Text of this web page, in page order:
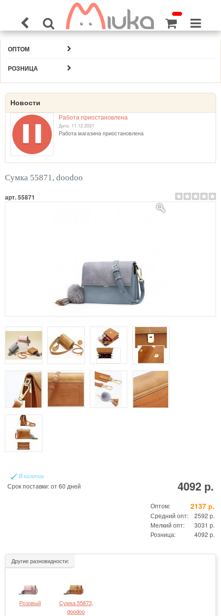
ОПТОМ
РОЗНИЦА
Новости
Работа приостановлена
Дата: 11.12.2021
Работа магазина приостановлена
Сумка 55871, doodoo
арт. 55871
В наличии
Срок поставки: от 60 дней 4092 р.
Оптом: 2137 р.
Средний опт:
2592 р.
Мелкий опт:
3031 р.
Розница:
4092 р.
Другие разновидности:
Розовый
Сумка 55873,
doodoo